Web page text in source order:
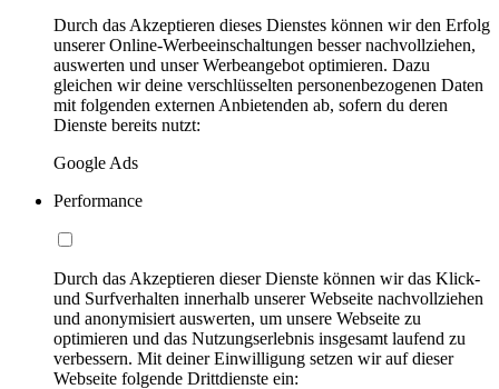
Durch das Akzeptieren dieses Dienstes können wir den Erfolg
unserer Online-Werbeeinschaltungen besser nachvollziehen,
auswerten und unser Werbeangebot optimieren. Dazu
gleichen wir deine verschlüsselten personenbezogenen Daten
mit folgenden externen Anbietenden ab, sofern du deren
Dienste bereits nutzt:
Google Ads
Performance
Durch das Akzeptieren dieser Dienste können wir das Klick-
und Surfverhalten innerhalb unserer Webseite nachvollziehen
und anonymisiert auswerten, um unsere Webseite zu
optimieren und das Nutzungserlebnis insgesamt laufend zu
verbessern. Mit deiner Einwilligung setzen wir auf dieser
Webseite folgende Drittdienste ein: